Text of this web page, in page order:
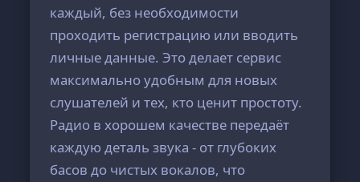
каждый, без необходимости
проходить регистрацию или вводить
личные данные. Это делает сервис
максимально удобным для новых
слушателей и тех, кто ценит простоту.
Радио в хорошем качестве передаёт
каждую деталь звука - от глубоких
басов до чистых вокалов, что